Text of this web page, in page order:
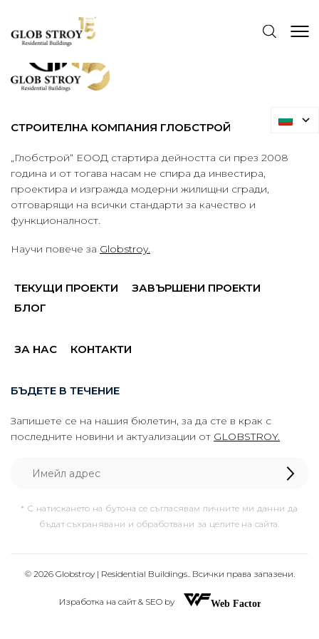
СТРОИТЕЛНА КОМПАНИЯ ГЛОБСТРОЙ
„Глобстрой“ ЕООД стартира дейността си през 2008
година и от тогава насам не спира да инвестира,
проектира и изгражда модерни жилищни сгради,
отговарящи на всички стандарти за качество и
функционалност.
Научи повече за Globstroy.
ТЕКУЩИ ПРОЕКТИ
ЗАВЪРШЕНИ ПРОЕКТИ
БЛОГ
ЗА НАС КОНТАКТИ
БЪДЕТЕ В ТЕЧЕНИЕ
Запишете се на нашия бюлетин, за да сте в крак с
последните новини и актуализации от GLOBSTROY.
* С натискането на бутона се съгласявам личните ми данни да
бъдат съхранявани и обработвани за целите на сайта.
© 2026 Globstroy | Residential Buildings.. Всички права запазени.
Изработка на сайт & SEO by